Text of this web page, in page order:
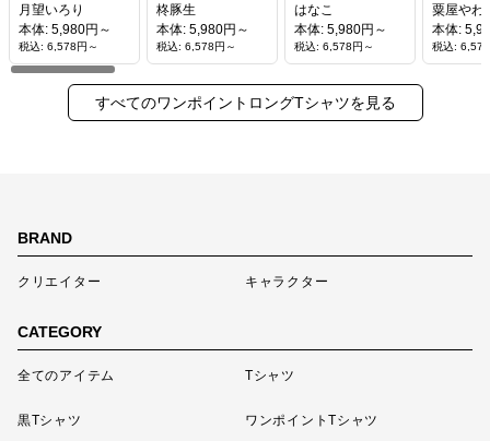
月望いろり
本体: 5,980円～
税込: 6,578円～
柊豚生
本体: 5,980円～
税込: 6,578円～
はなこ
本体: 5,980円～
税込: 6,578円～
粟屋やわ
本体:
税込:
すべてのワンポイントロングTシャツを見る
BRAND
クリエイター キャラクター
CATEGORY
全てのアイテム Tシャツ
黒Tシャツ ワンポイントTシャツ